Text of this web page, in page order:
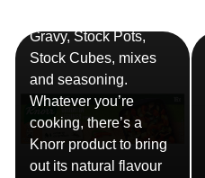
Gravy, Stock Pots,
Stock Cubes, mixes
and seasoning.
Whatever you’re
cooking, there’s a
Knorr product to bring
out its natural flavour